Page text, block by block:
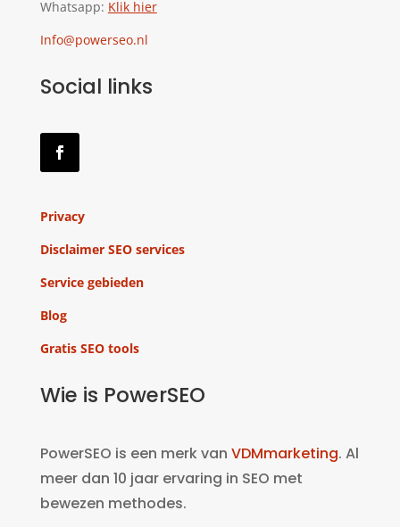
Whatsapp: Klik hier
Info@powerseo.nl
Social links
Privacy
Disclaimer SEO services
Service gebieden
Blog
Gratis SEO tools
Wie is PowerSEO
PowerSEO is een merk van VDMmarketing. Al
meer dan 10 jaar ervaring in SEO met
bewezen methodes.